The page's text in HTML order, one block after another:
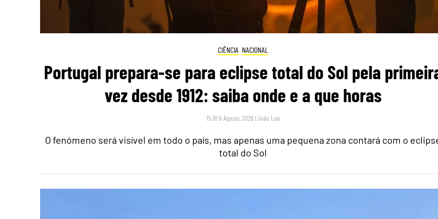
CIÊNCIA NACIONAL
Portugal prepara-se para eclipse total do Sol pela
vez desde 1912: saiba onde e a que horas
15:10 6 Agosto, 2026 |João Luís
O fenómeno será visível em todo o país, mas apenas uma pequena zona contará com o
total do Sol